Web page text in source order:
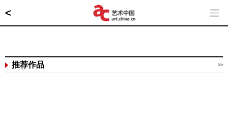
<
>>
推荐作品